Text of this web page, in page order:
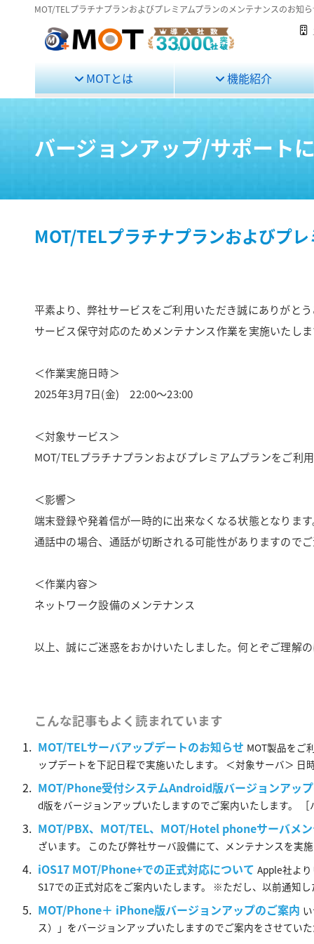
MOT/TELプラチナプランおよびプレミアムプランのメンテナンスのお知ら
MOTとは 機能紹介
バージョンアップ/サポート
MOT/TELプラチナプランおよびプ
平素より、弊社サービスをご利用いただき誠にありがとう
サービス保守対応のためメンテナンス作業を実施いたしま
＜作業実施日時＞
2025年3月7日(金) 22:00～23:00
＜対象サービス＞
MOT/TELプラチナプランおよびプレミアムプランをご利
＜影響＞
端末登録や発着信が一時的に出来なくなる状態となります
通話中の場合、通話が切断される可能性がありますのでご
＜作業内容＞
ネットワーク設備のメンテナンス
以上、誠にご迷惑をおかけいたしました。何とぞご理解
こんな記事もよく読まれています
MOT/TELサーバアップデートのお知らせ MOT製品をご
ップデートを下記日程で実施いたします。 ＜対象サーバ＞
MOT/Phone受付システムAndroid版バージョンアッ
d版をバージョンアップいたしますのでご案内いたします。
MOT/PBX、MOT/TEL、MOT/Hotel phoneサーバメ
ざいます。 このたび弊社サーバ設備にて、メンテナンスを
iOS17 MOT/Phone+での正式対応について Apple社よ
S17での正式対応をご案内いたします。 ※ただし、以前通知
MOT/Phone＋ iPhone版バージョンアップのご案内
ス）」をバージョンアップいたしますのでご案内をさせてい